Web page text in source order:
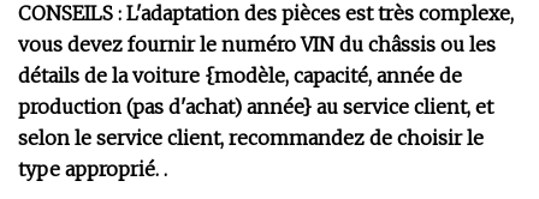
CONSEILS : L'adaptation des pièces est très complexe,
vous devez fournir le numéro VIN du châssis ou les
détails de la voiture {modèle, capacité, année de
production (pas d'achat) année} au service client, et
selon le service client, recommandez de choisir le
type approprié. .